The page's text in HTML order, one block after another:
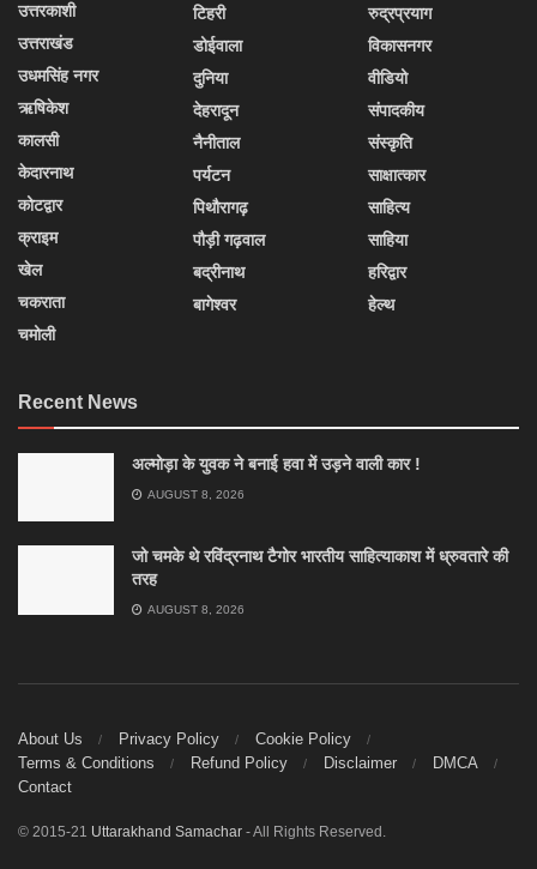
उत्तरकाशी
उत्तराखंड
उधमसिंह नगर
ऋषिकेश
कालसी
केदारनाथ
कोटद्वार
क्राइम
खेल
चकराता
चमोली
टिहरी
डोईवाला
दुनिया
देहरादून
नैनीताल
पर्यटन
पिथौरागढ़
पौड़ी गढ़वाल
बद्रीनाथ
बागेश्वर
रुद्रप्रयाग
विकासनगर
वीडियो
संपादकीय
संस्कृति
साक्षात्कार
साहित्य
साहिया
हरिद्वार
हेल्थ
Recent News
अल्मोड़ा के युवक ने बनाई हवा में उड़ने वाली कार !
AUGUST 8, 2026
जो चमके थे रविंद्रनाथ टैगोर भारतीय साहित्याकाश में ध्रुवतारे की
तरह
AUGUST 8, 2026
About Us Privacy Policy
Cookie Policy
Terms & Conditions
Refund Policy Disclaimer
DMCA
Contact
© 2015-21 Uttarakhand Samachar - All Rights Reserved.